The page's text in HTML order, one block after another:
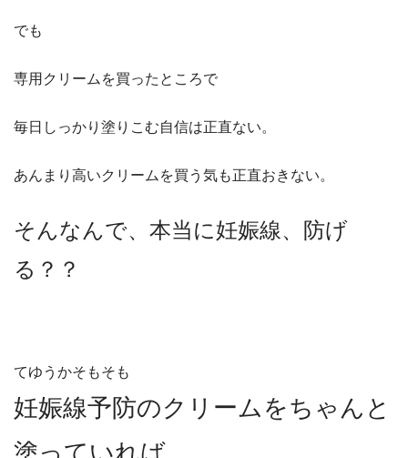
でも
専用クリームを買ったところで
毎日しっかり塗りこむ自信は正直ない。
あんまり高いクリームを買う気も正直おきない。
そんなんで、本当に妊娠線、防げ
る？？
てゆうかそもそも
妊娠線予防のクリームをちゃんと
塗っていれば